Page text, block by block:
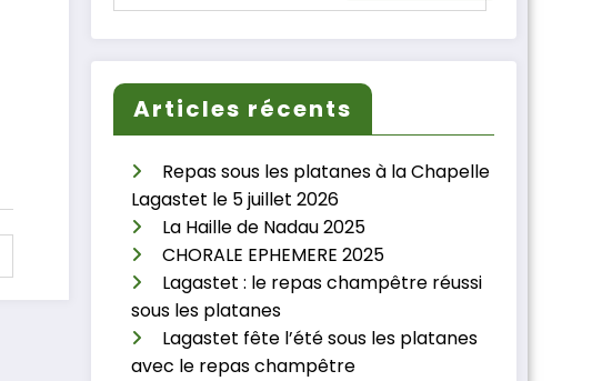
Articles récents
Repas sous les platanes à la Chapelle
Lagastet le 5 juillet 2026
La Haille de Nadau 2025
CHORALE EPHEMERE 2025
Lagastet : le repas champêtre réussi
sous les platanes
Lagastet fête l’été sous les platanes
avec le repas champêtre